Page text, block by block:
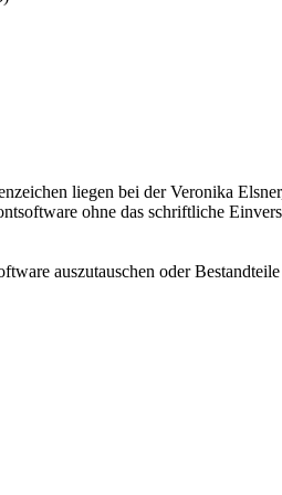
liegen bei der Veronika
ohne das schriftliche
auszutauschen oder